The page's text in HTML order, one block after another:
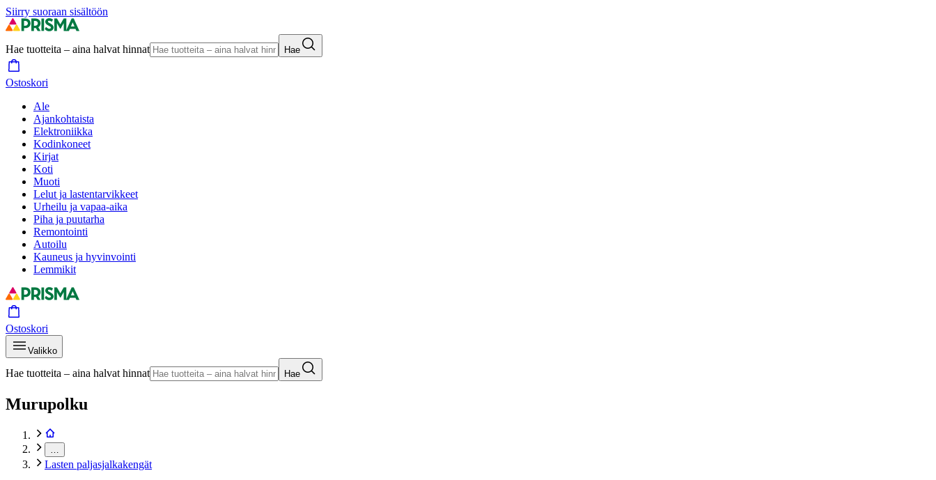
Siirry suoraan sisältöön
Hae tuotteita – aina halvat hinnat Hae
Ostoskori
Ale
Ajankohtaista
Elektroniikka
Kodinkoneet
Kirjat
Koti
Muoti
Lelut ja lastentarvikkeet
Urheilu ja vapaa-aika
Piha ja puutarha
Remontointi
Autoilu
Kauneus ja hyvinvointi
Lemmikit
Ostoskori
Valikko
Hae tuotteita – aina halvat hinnat Hae
Murupolku
Lasten paljasjalkakengät